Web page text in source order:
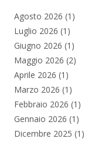
Agosto 2026 (1)
Luglio 2026 (1)
Giugno 2026 (1)
Maggio 2026 (2)
Aprile 2026 (1)
Marzo 2026 (1)
Febbraio 2026 (1)
Gennaio 2026 (1)
Dicembre 2025 (1)